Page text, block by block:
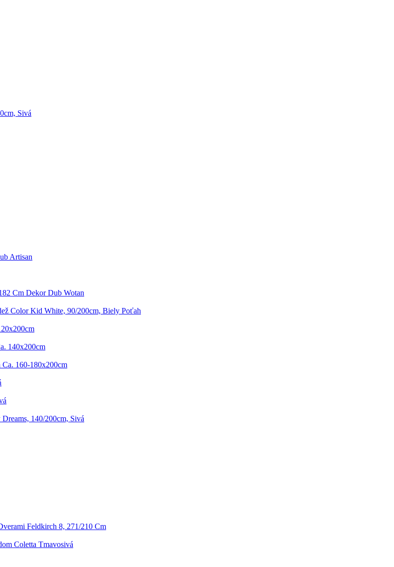
Sivá
Artisan
Cm Dekor Dub Wotan
Color Kid White, 90/200cm, Biely Poťah
140x200cm
Ca. 160-180x200cm
140/200cm, Sivá
Feldkirch 8, 271/210 Cm
Coletta Tmavosivá